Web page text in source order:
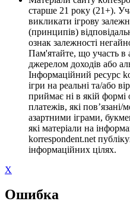
старше 21 року (21+).
викликати ігрову
(принципів)
ознак залежності
Пам'ятайте, що участь в
джерелом доходів або
Інформаційний ресурс
ігри на реальні та/або
приймає ні в якій формі
платежів, які пов’язані/
азартними іграми,
які матеріали на
korrespondent.net
інформаційних цілях.
X
Ошибка